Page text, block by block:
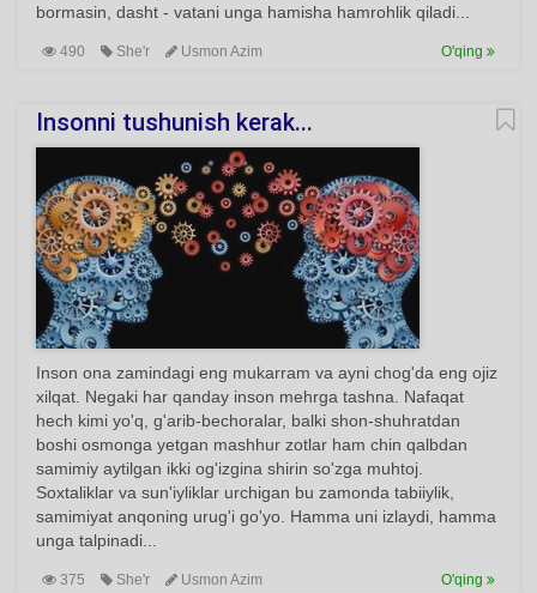
bormasin, dasht - vatani unga hamisha hamrohlik qiladi...
490 She'r Usmon Azim O'qing
Insonni tushunish kerak...
Inson ona zamindagi eng mukarram va ayni chog'da eng ojiz
xilqat. Negaki har qanday inson mehrga tashna. Nafaqat
hech kimi yo'q, g'arib-bechoralar, balki shon-shuhratdan
boshi osmonga yetgan mashhur zotlar ham chin qalbdan
samimiy aytilgan ikki og'izgina shirin so'zga muhtoj.
Soxtaliklar va sun'iyliklar urchigan bu zamonda tabiiylik,
samimiyat anqoning urug'i go'yo. Hamma uni izlaydi, hamma
unga talpinadi...
375 She'r Usmon Azim O'qing